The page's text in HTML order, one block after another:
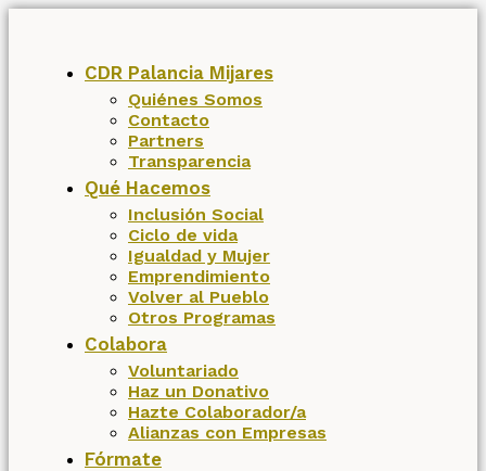
CDR Palancia Mijares
Quiénes Somos
Contacto
Partners
Transparencia
Qué Hacemos
Inclusión Social
Ciclo de vida
Igualdad y Mujer
Emprendimiento
Volver al Pueblo
Otros Programas
Colabora
Voluntariado
Haz un Donativo
Hazte Colaborador/a
Alianzas con Empresas
Fórmate